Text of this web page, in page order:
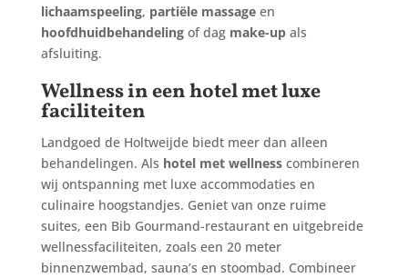
lichaamspeeling, partiële massageen
hoofdhuidbehandelingof dag make-upals
afsluiting.
Wellness in een hotel met luxe
faciliteiten
Landgoed de Holtweijde biedt meer dan alleen
behandelingen. Als hotel met wellnesscombineren
wij ontspanning met luxe accommodaties en
culinaire hoogstandjes. Geniet van onze ruime
suites, een Bib Gourmand-restaurant en uitgebreide
wellnessfaciliteiten, zoals een 20 meter
binnenzwembad, sauna’s en stoombad. Combineer